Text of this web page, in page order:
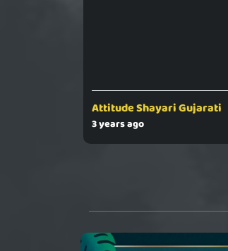
Attitude Shayari Gujarati
3 years ago